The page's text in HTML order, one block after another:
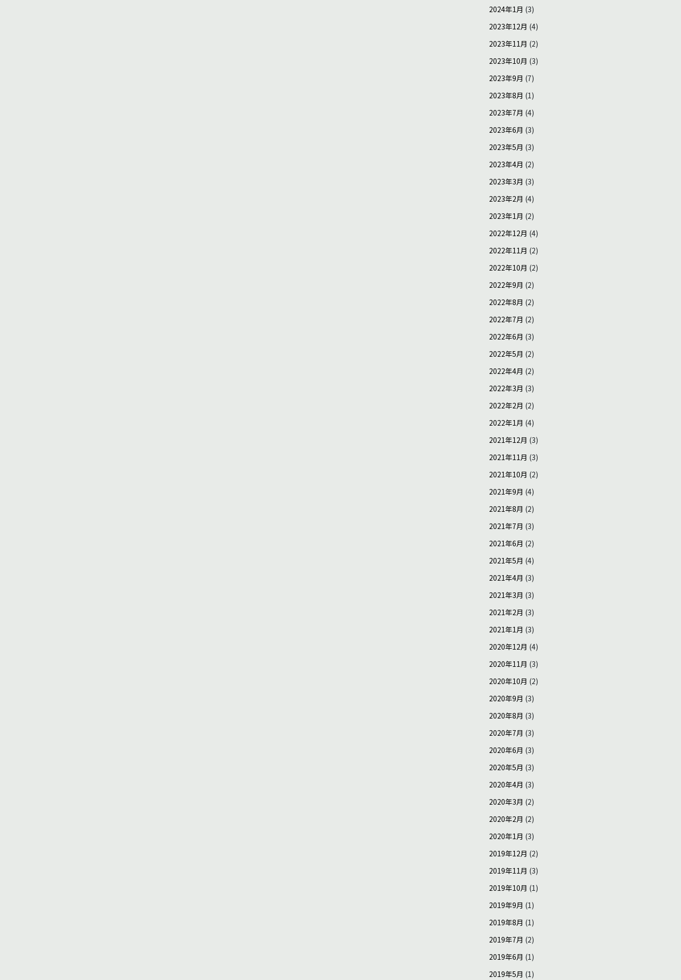
2024年1月 (3)
2023年12月 (4)
2023年11月 (2)
2023年10月 (3)
2023年9月 (7)
2023年8月 (1)
2023年7月 (4)
2023年6月 (3)
2023年5月 (3)
2023年4月 (2)
2023年3月 (3)
2023年2月 (4)
2023年1月 (2)
2022年12月 (4)
2022年11月 (2)
2022年10月 (2)
2022年9月 (2)
2022年8月 (2)
2022年7月 (2)
2022年6月 (3)
2022年5月 (2)
2022年4月 (2)
2022年3月 (3)
2022年2月 (2)
2022年1月 (4)
2021年12月 (3)
2021年11月 (3)
2021年10月 (2)
2021年9月 (4)
2021年8月 (2)
2021年7月 (3)
2021年6月 (2)
2021年5月 (4)
2021年4月 (3)
2021年3月 (3)
2021年2月 (3)
2021年1月 (3)
2020年12月 (4)
2020年11月 (3)
2020年10月 (2)
2020年9月 (3)
2020年8月 (3)
2020年7月 (3)
2020年6月 (3)
2020年5月 (3)
2020年4月 (3)
2020年3月 (2)
2020年2月 (2)
2020年1月 (3)
2019年12月 (2)
2019年11月 (3)
2019年10月 (1)
2019年9月 (1)
2019年8月 (1)
2019年7月 (2)
2019年6月 (1)
2019年5月 (1)